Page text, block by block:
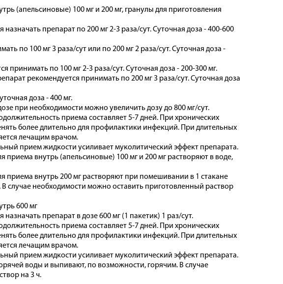
(апельсиновые) 100 мг и 200 мг, гранулы для приготовления
препарат по 200 мг 2-3 раза/сут. Суточная доза - 400-600
по 100 мг 3 раза/сут или по 200 мг 2 раза/сут. Суточная доза -
принимать по 100 мг 2-3 раза/сут. Суточная доза - 200-300 мг.
рекомендуется принимать по 200 мг 3 раза/сут. Суточная доза
доза - 400 мг.
при необходимости можно увеличить дозу до 800 мг/сут.
приема составляет 5-7 дней. При хронических
более длительно для профилактики инфекций. При длительных
лечащим врачом.
прием жидкости усиливает муколитический эффект препарата.
приема внутрь (апельсиновые) 100 мг и 200 мг растворяют в воде,
приема внутрь 200 мг растворяют при помешивании в 1 стакане
случае необходимости можно оставить приготовленный раствор
600 мг
препарат в дозе 600 мг (1 пакетик) 1 раз/сут.
приема составляет 5-7 дней. При хронических
более длительно для профилактики инфекций. При длительных
лечащим врачом.
прием жидкости усиливает муколитический эффект препарата.
воды и выпивают, по возможности, горячим. В случае
на 3 ч.